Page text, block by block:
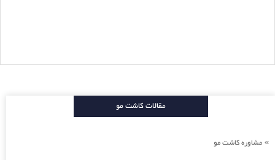
مقالات کاشت مو
» مشاوره کاشت مو